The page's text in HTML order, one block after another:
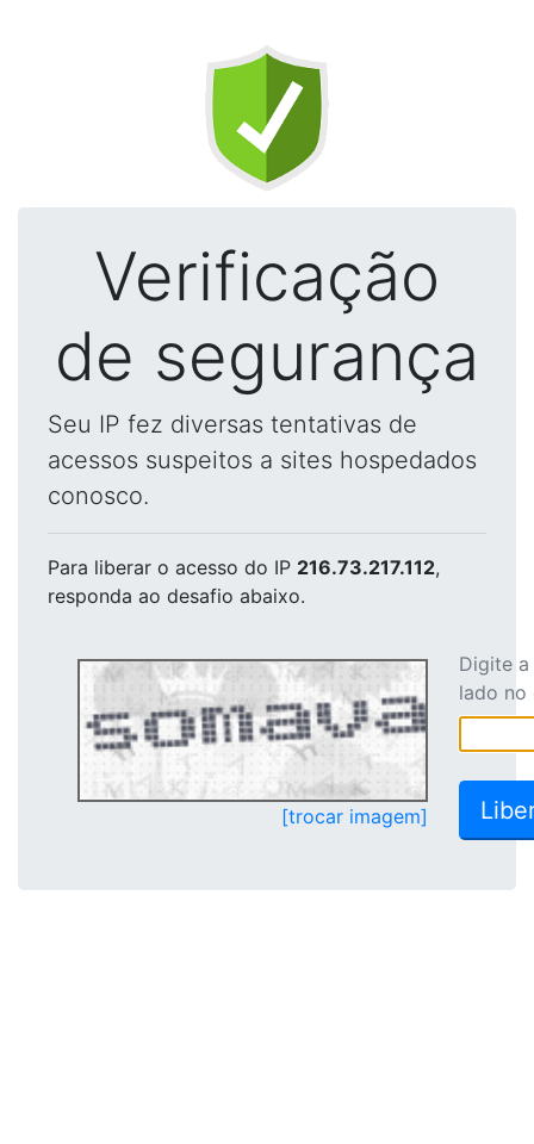
Verificação
de segurança
Seu IP fez diversas tentativas de
acessos suspeitos a sites hospedados
conosco.
Para liberar o acesso do IP 216.73.217.112,
responda ao desafio abaixo.
[trocar imagem]
Digite
lado no